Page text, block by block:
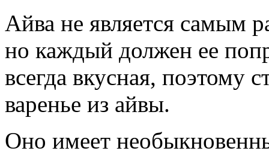
Айва не является самым
но каждый должен ее
всегда вкусная, поэтому
варенье из айвы.
Оно имеет